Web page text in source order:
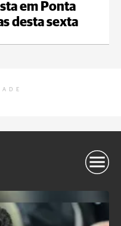
em Ponta
desta sexta